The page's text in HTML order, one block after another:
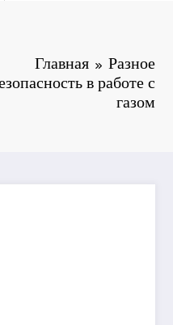
Главная
Разное
в работе с
газом